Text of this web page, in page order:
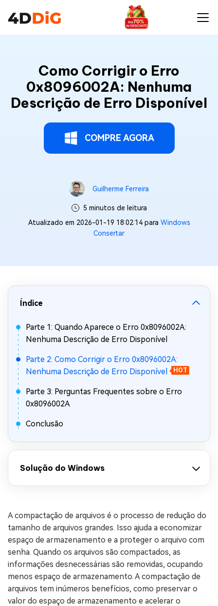
Como Corrigir o Erro
0x8096002A: Nenhuma
Descrição de Erro Disponível
COMPRE AGORA
Guilherme Ferreira
5 minutos de leitura
Atualizado em 2026-01-19 18:02:14 para Windows
Consertar
Índice
Parte 1: Quando Aparece o Erro 0x8096002A:
Nenhuma Descrição de Erro Disponível
Parte 2: Como Corrigir o Erro 0x8096002A:
Nenhuma Descrição de Erro Disponível
HOT
Parte 3: Perguntas Frequentes sobre o Erro
0x8096002A
Conclusão
Solução do Windows
A compactação de arquivos é o processo de redução do
tamanho de arquivos grandes. Isso ajuda a economizar
espaço de armazenamento e a proteger o arquivo com
senha. Quando os arquivos são compactados, as
informações desnecessárias são removidas, ocupando
menos espaço de armazenamento. A compactação de
arquivos tem inúmeros benefícios, como preservar o
valor do espaço de armazenamento e acelerar o